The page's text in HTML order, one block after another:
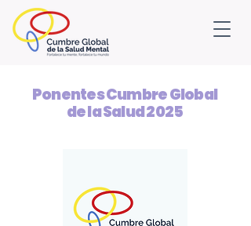
Ponentes Cumbre Global
de la Salud 2025